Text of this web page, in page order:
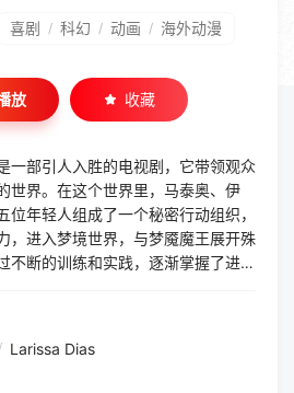
喜剧 / 科幻 / 动画 / 海外动漫
放 收藏
一部引人入胜的电视剧，它带领观众
世界。在这个世界里，马泰奥、伊
位年轻人组成了一个秘密行动组织，
，进入梦境世界，与梦魇魔王展开殊
不断的训练和实践，逐渐掌握了进入
攻势，还要克服自身在梦境中的种种
勇气和智慧，还传递了友情和团结的
/ Larissa Dias